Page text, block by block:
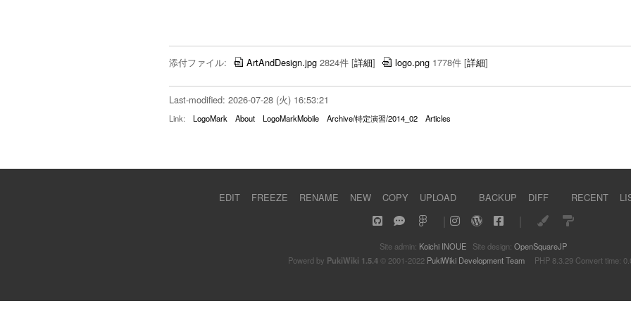
添付ファイル: ArtAndDesign.jpg 2824件 [詳細] logo.png 1778件 [詳細]
Last-modified: 2026-07-28 (火) 16:53:21
Link: LogoMark About LogoMarkMobile Archive/特定演習/2014_02 Articles
EDIT FREEZE RENAME NEW COPY UPLOAD BACKUP DIFF RECENT
Site admin: Koichi INOUE Site design: OpenSquareJP
Powerd by PukiWiki 1.5.4© 2001-2022 PukiWiki Development TeamPHP 8.3.29 Convert time: